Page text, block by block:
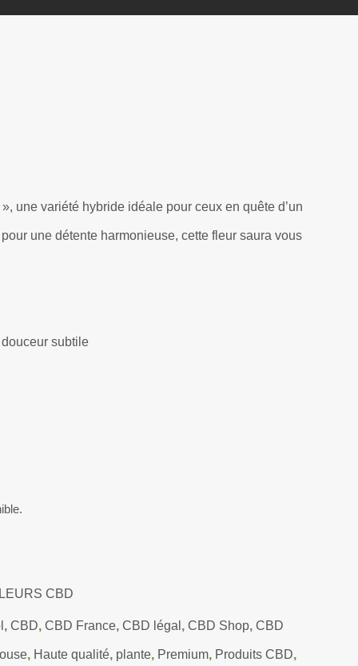
une variété hybride idéale pour ceux en quête d’un
une détente harmonieuse, cette fleur saura vous
subtile
CBD
, CBD, CBD France, CBD légal , CBD Shop, CBD
, Haute qualité, plante, Premium, Produits CBD,